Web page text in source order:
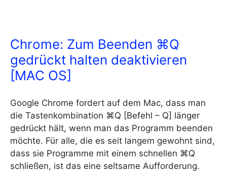
Chrome: Zum Beenden ⌘Q
gedrückt halten deaktivieren
[MAC OS]
Google Chrome fordert auf dem Mac, dass man
die Tastenkombination ⌘Q [Befehl – Q] länger
gedrückt hält, wenn man das Programm beenden
möchte. Für alle, die es seit langem gewohnt sind,
dass sie Programme mit einem schnellen ⌘Q
schließen, ist das eine seltsame Aufforderung.